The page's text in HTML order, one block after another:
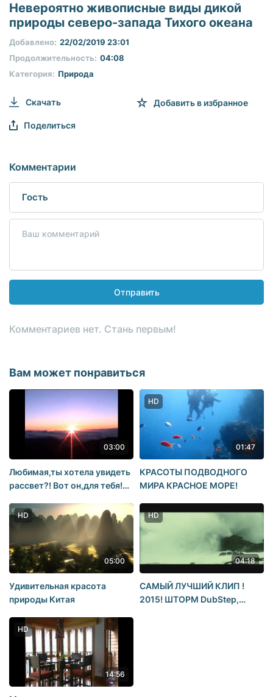
seconds
seconds
Невероятно живописные виды дикой
природы северо-запада Тихого океана
Категория: Природа
Продолжительность: 04:08
Добавлено: 22/02/2019 23:01
Скачать Добавить в избранное
Поделиться
Комментарии
Отправить
Комментариев нет. Стань первым!
Вам может понравиться
03:00
Любимая,ты хотела увидеть
рассвет?! Вот он,для тебя!
моё!!! =*
HD
01:47
КРАСОТЫ ПОДВОДНОГО
МИРА КРАСНОЕ МОРЕ!
HD
05:00
Удивительная красота
природы Китая
HD
04:18
САМЫЙ ЛУЧШИЙ КЛИП !
2015! ШТОРМ DubStep,
HD
14:56